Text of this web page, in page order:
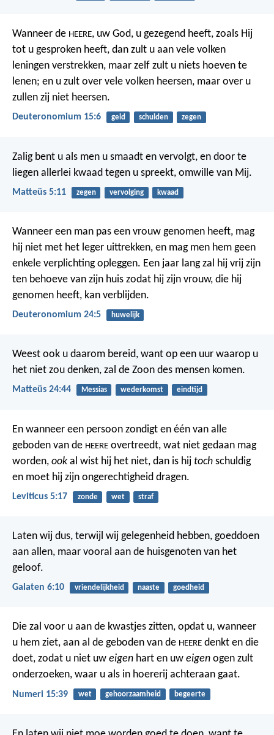
Wanneer de HEERE, uw God, u gezegend heeft, zoals Hij
tot u gesproken heeft, dan zult u aan vele volken
leningen verstrekken, maar zelf zult u niets hoeven te
lenen; en u zult over vele volken heersen, maar over u
zullen zij niet heersen.
Deuteronomium 15:6 geld schulden zegen
Zalig bent u als men u smaadt en vervolgt, en door te
liegen allerlei kwaad tegen u spreekt, omwille van Mij.
Matteüs 5:11 zegen vervolging kwaad
Wanneer een man pas een vrouw genomen heeft, mag
hij niet met het leger uittrekken, en mag men hem geen
enkele verplichting opleggen. Een jaar lang zal hij vrij zijn
ten behoeve van zijn huis zodat hij zijn vrouw, die hij
genomen heeft, kan verblijden.
Deuteronomium 24:5 huwelijk
Weest ook u daarom bereid, want op een uur waarop u
het niet zou denken, zal de Zoon des mensen komen.
Matteüs 24:44 Messias wederkomst eindtijd
En wanneer een persoon zondigt en één van alle
geboden van de HEERE overtreedt, wat niet gedaan mag
worden, ook al wist hij het niet, dan is hij toch schuldig
en moet hij zijn ongerechtigheid dragen.
Leviticus 5:17 zonde wet straf
Laten wij dus, terwijl wij gelegenheid hebben, goeddoen
aan allen, maar vooral aan de huisgenoten van het
geloof.
Galaten 6:10 vriendelijkheid naaste goedheid
Die zal voor u aan de kwastjes zitten, opdat u, wanneer
u hem ziet, aan al de geboden van de HEERE denkt en die
doet, zodat u niet uw eigen hart en uw eigen ogen zult
onderzoeken, waar u als in hoererij achteraan gaat.
Numeri 15:39 wet gehoorzaamheid begeerte